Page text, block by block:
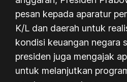
pesan kepada aparatur
K/L dan daerah untuk
kondisi keuangan negara
presiden juga mengajak
untuk melanjutkan